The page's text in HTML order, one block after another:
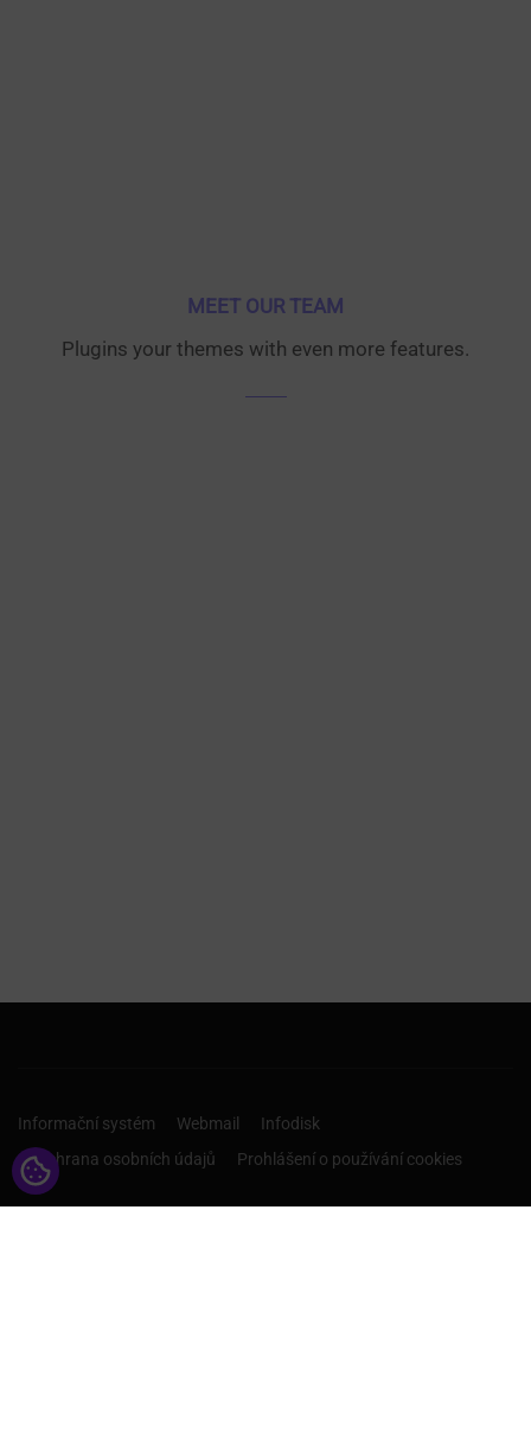
MEET OUR TEAM
Plugins your themes with even more features.
Informační systém Webmail
Infodisk
Ochrana osobních údajů
Prohlášení o používání cookies